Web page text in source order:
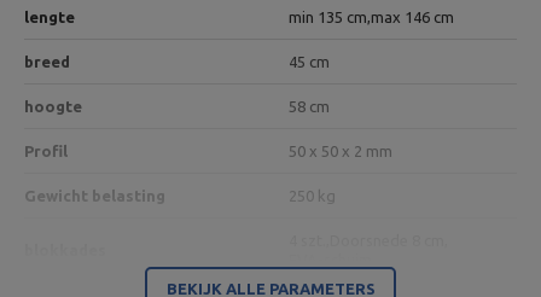
lengte min 135 cm,max 146 cm
breed 45 cm
hoogte 58 cm
Profil 50 x 50 x 2 mm
Gewicht belasting 250 kg
BEKIJK ALLE PARAMETERS